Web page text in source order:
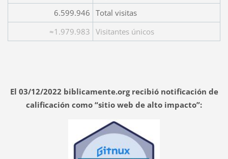
6.599.946 Total visitas
≈1.979.983 Visitantes únicos
El 03/12/2022 biblicamente.org recibió notificación de
calificación como “sitio web de alto impacto”: